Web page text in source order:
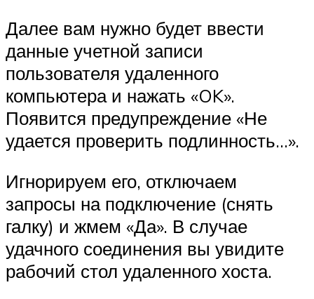
Далее вам нужно будет ввести
данные учетной записи
пользователя удаленного
компьютера и нажать «OK».
Появится предупреждение «Не
удается проверить подлинность…».
Игнорируем его, отключаем
запросы на подключение (снять
галку) и жмем «Да». В случае
удачного соединения вы увидите
рабочий стол удаленного хоста.